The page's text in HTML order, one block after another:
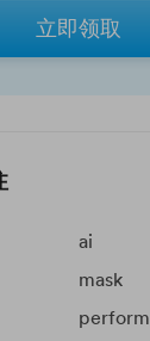
立即领取
ai
mask
perform